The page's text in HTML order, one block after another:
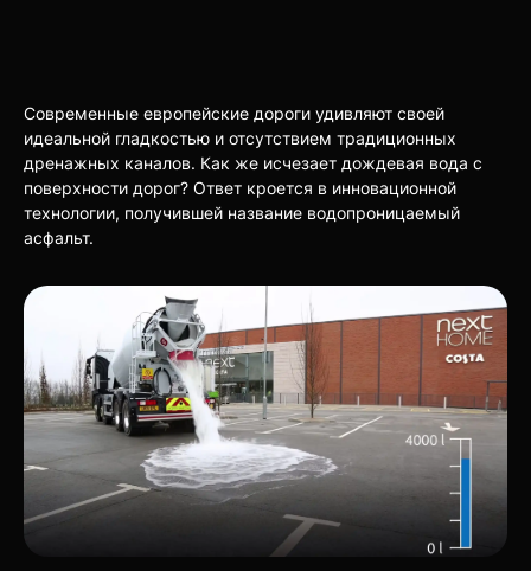
Современные европейские дороги удивляют своей
идеальной гладкостью и отсутствием традиционных
дренажных каналов. Как же исчезает дождевая вода с
поверхности дорог? Ответ кроется в инновационной
технологии, получившей название водопроницаемый
асфальт.